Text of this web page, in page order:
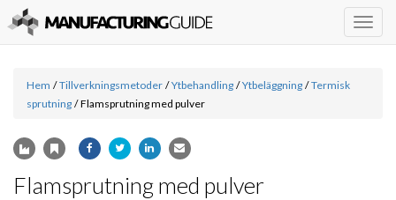
Hem / Tillverkningsmetoder / Ytbehandling / Ytbeläggning / Termisk
sprutning / Flamsprutning med pulver
Flamsprutning med pulver